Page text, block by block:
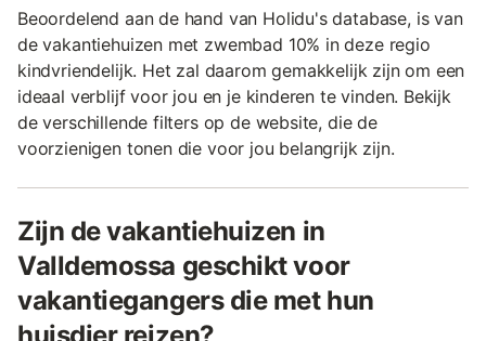
Beoordelend aan de hand van Holidu's database, is van
de vakantiehuizen met zwembad 10% in deze regio
kindvriendelijk. Het zal daarom gemakkelijk zijn om een
ideaal verblijf voor jou en je kinderen te vinden. Bekijk
de verschillende filters op de website, die de
voorzienigen tonen die voor jou belangrijk zijn.
Zijn de vakantiehuizen in
Valldemossa geschikt voor
vakantiegangers die met hun